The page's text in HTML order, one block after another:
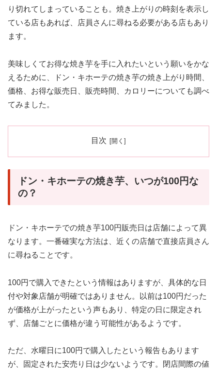
り切れてしまっていることも。焼き上がりの時刻を表示し
ている店もあれば、店員さんに尋ねる必要がある店もあり
ます。
美味しくてお得な焼き芋を手に入れたいという願いをかな
えるために、ドン・キホーテの焼き芋の焼き上がり時間、
価格、お得な販売日、販売時間、カロリーについても調べ
てみました。
目次
ドン・キホーテの焼き芋、いつが100円な
の？
ドン・キホーテでの焼き芋100円販売日は店舗によって異
なります。一番確実な方法は、近くの店舗で直接店員さん
に尋ねることです。
100円で購入できたという情報はありますが、具体的な日
付や対象店舗が明確ではありません。以前は100円だった
が価格が上がったという声もあり、特定の日に限定され
ず、店舗ごとに価格が違う可能性があるようです。
ただ、水曜日に100円で購入したという報告もあります
が、固定された安売り日は少ないようです。閉店間際の値